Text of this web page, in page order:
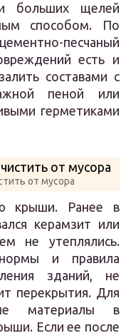
больших щелей
способом. По
песчаный
есть и
составами с
пеной или
герметиками
от мусора
крыши. Ранее в
керамзит или
не утеплялись.
и правила
зданий, не
перекрытия. Для
материалы в
Если ее после